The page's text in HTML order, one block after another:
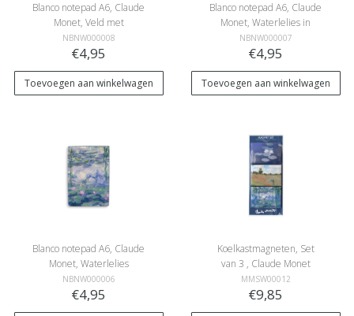
Blanco notepad A6, Claude
Monet, Veld met
klaprozen
NBNW000008
€4,95
Toevoegen aan winkelwagen
Blanco notepad A6, Claude
Monet, Waterlelies in
avondlicht
NBNW000007
€4,95
Toevoegen aan winkelwagen
Blanco notepad A6, Claude
Monet, Waterlelies
NBNW000006
€4,95
Koelkastmagneten, Set
van 3 , Claude Monet
MMSW00012
€9,85